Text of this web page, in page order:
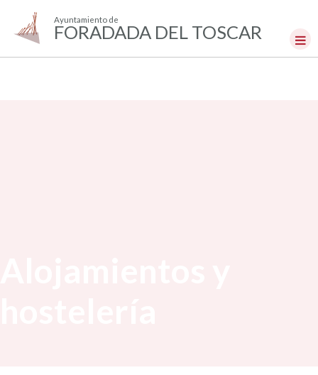
Ayuntamiento de
FORADADA DEL TOSCAR